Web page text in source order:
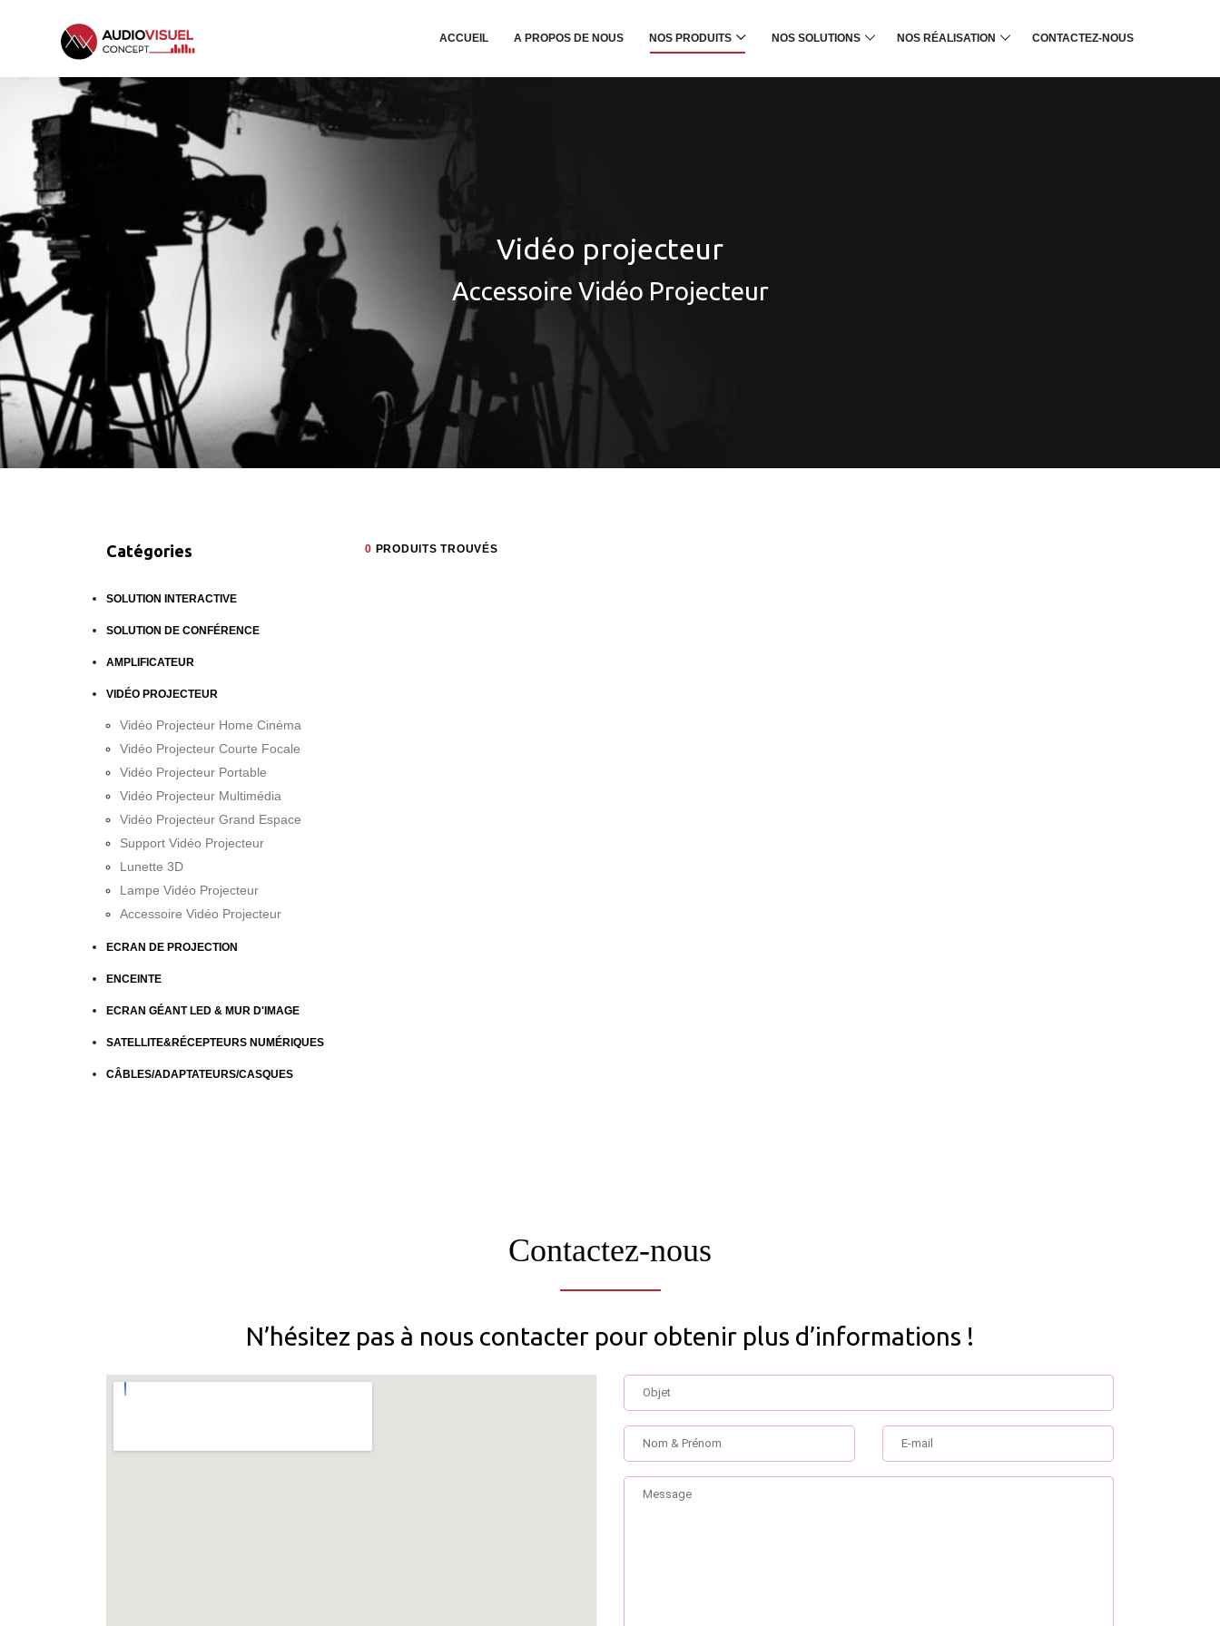
ACCUEIL A PROPOS DE NOUS NOS PRODUITS NOS SOLUTIONS NOS RÉALISATION CONTACTEZ-NOUS
Vidéo projecteur
Accessoire Vidéo Projecteur
Catégories
SOLUTION INTERACTIVE
SOLUTION DE CONFÉRENCE
AMPLIFICATEUR
VIDÉO PROJECTEUR
Vidéo Projecteur Home Cinéma
Vidéo Projecteur Courte Focale
Vidéo Projecteur Portable
Vidéo Projecteur Multimédia
Vidéo Projecteur Grand Espace
Support Vidéo Projecteur
Lunette 3D
Lampe Vidéo Projecteur
Accessoire Vidéo Projecteur
ECRAN DE PROJECTION
ENCEINTE
ECRAN GÉANT LED & MUR D'IMAGE
SATELLITE&RÉCEPTEURS NUMÉRIQUES
CÂBLES/ADAPTATEURS/CASQUES
0 PRODUITS TROUVÉS
Contactez-nous
N’hésitez pas à nous contacter pour obtenir plus d’informations !